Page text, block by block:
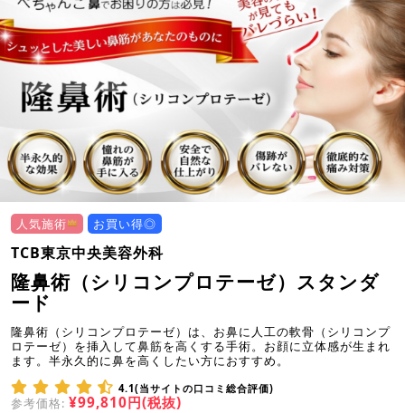
人気施術 お買い得◎
TCB東京中央美容外科
隆鼻術（シリコンプロテーゼ）スタンダ
ード
隆鼻術（シリコンプロテーゼ）は、お鼻に人工の軟骨（シリコンプ
ロテーゼ）を挿入して鼻筋を高くする手術。お顔に立体感が生まれ
ます。半永久的に鼻を高くしたい方におすすめ。
4.1(当サイトの口コミ総合評価)
参考価格: ¥99,810円(税抜)